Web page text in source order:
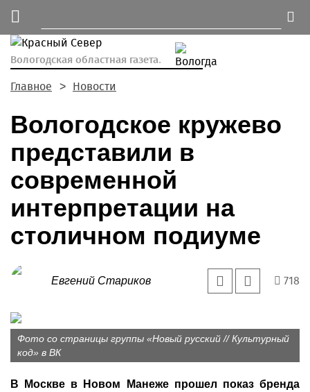
Вологодская областная газета.
Главное Новости
Вологодское кружево
представили в
современной
интерпретации на
столичном подиуме
Евгений Стариков 718
Фото со страницы группы «Новый русский // Культурный
код» в ВК
В Москве в Новом Манеже прошел показ бренда